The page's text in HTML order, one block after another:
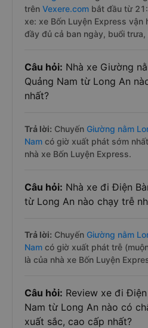
trên Vexere.com bắt đầu từ
xe: xe Bốn Luyện Express vận
đầy đủ cả ban ngày, buổi
Câu hỏi: Nhà xe Giường
Quảng Nam từ Long An
nhất?
Trả lời: Chuyến Giường nằm
Nam có giờ xuất phát sớm
nhà xe Bốn Luyện Express.
Câu hỏi: Nhà xe đi Điện
từ Long An nào chạy trễ
Trả lời: Chuyến Giường nằm
Nam có giờ xuất phát trễ
là của nhà xe Bốn Luyện
Câu hỏi: Review xe đi
Nam từ Long An nào có
xuất sắc, cao cấp nhất?